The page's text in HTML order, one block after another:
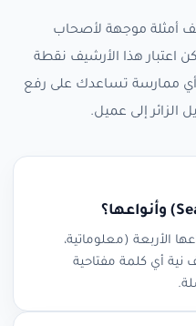
أمثلة موجهة لأصحاب
اعتبار هذا الأرشيف نقطة
أي ممارسة تساعدك على رفع
الزائر إلى عميل.
الأربعة (معلوماتية،
نية أي كلمة مفتاحية